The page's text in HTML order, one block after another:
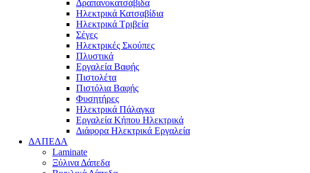
Δραπανοκατσάβιδα
Ηλεκτρικά Κατσαβίδια
Ηλεκτρικά Τριβεία
Σέγες
Ηλεκτρικές Σκούπες
Πλυστικά
Εργαλεία Βαφής
Πιστολέτα
Πιστόλια Βαφής
Φυσητήρες
Ηλεκτρικά Πάλαγκα
Εργαλεία Κήπου Ηλεκτρικά
Διάφορα Ηλεκτρικά Εργαλεία
ΔΑΠΕΔΑ
Laminate
Ξύλινα Δάπεδα